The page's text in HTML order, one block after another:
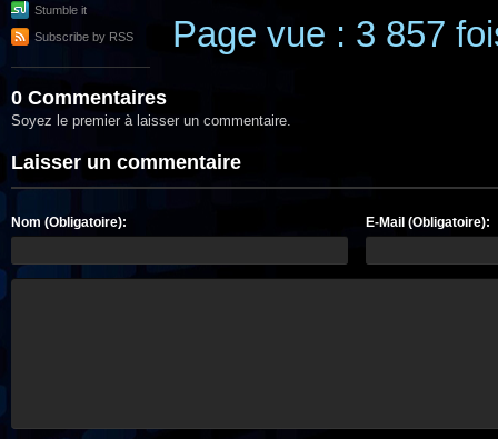
Stumble it
Subscribe by RSS
Page vue : 3 857
0 Commentaires
Soyez le premier à laisser un commentaire.
Laisser un commentaire
Nom (Obligatoire): E-Mail (Obligatoire):